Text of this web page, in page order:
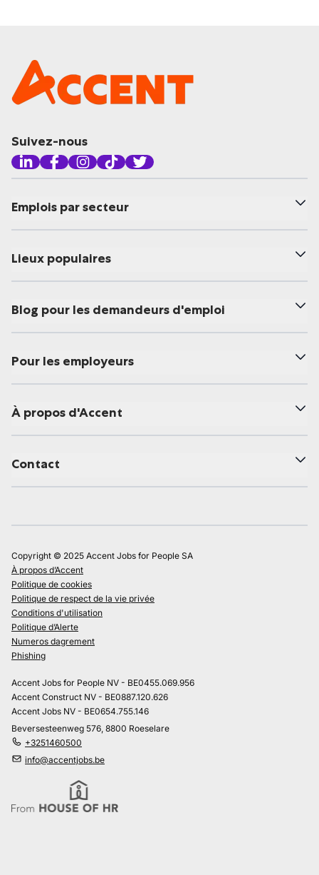
Suivez-nous
Emplois par secteur
Lieux populaires
Blog pour les demandeurs d'emploi
Pour les employeurs
À propos d'Accent
Contact
Copyright © 2025 Accent Jobs for People SA
À propos d’Accent
Politique de cookies
Politique de respect de la vie privée
Conditions d'utilisation
Politique d’Alerte
Numeros dagrement
Phishing
Accent Jobs for People NV - BE0455.069.956
Accent Construct NV - BE0887.120.626
Accent Jobs NV - BE0654.755.146
Beversesteenweg 576, 8800 Roeselare
+3251460500
info@accentjobs.be